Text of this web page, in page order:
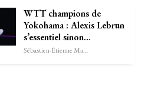
WTT champions de
Yokohama : Alexis Lebrun
s’essentiel sinon…
Sébastien-Étienne Marechal